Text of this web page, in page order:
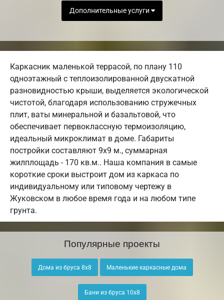
Дополнительные услуги
Каркасник маленькой террасой, по плану 110
одноэтажный с теплоизолированной двускатной
разновидностью крыши, выделяется экологической
чистотой, благодаря использованию стружечных
плит, ваты минеральной и базальтовой, что
обеспечивает первоклассную термоизоляцию,
идеальный микроклимат в доме. Габариты
постройки составляют 9х9 м., суммарная
жилплощадь - 170 кв.м.. Наша компания в самые
короткие сроки выстроит дом из каркаса по
индивидуальному или типовому чертежу в
Жуковском в любое время года и на любом типе
грунта.
Популярные проекты
Дома из бруса 8х8 Маленькие каркасные дома
Бани из бруса 10х8